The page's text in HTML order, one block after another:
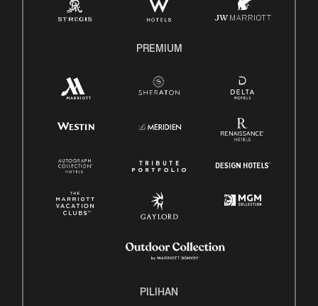
Ketahui Hak Anda
Undang-Undang Perlindungan Poligraf Karyawan
Undang-Undang Cuti Keluarga dan Medis (FMLA)
PREMIUM
PILIHAN